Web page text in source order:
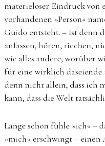
materieloser Eindruck von
vorhandenen »Person«
Guido entsteht. – Ist denn
anfassen, hören, riechen,
wie alles andere, worüber
für eine wirklich daseiende
denn nicht allein, dass ich
kann, dass die Welt
Lange schon fühle »ich« –
»mich« erschwingt – einen